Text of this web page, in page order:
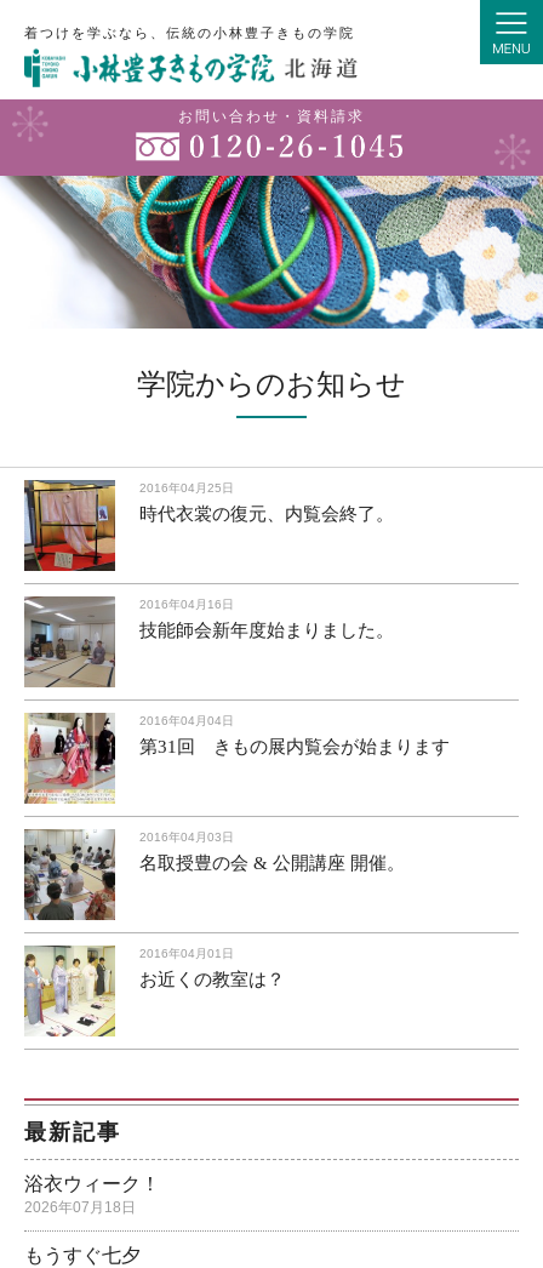
着つけを学ぶなら、伝統の小林豊子きもの学院
お問い合わせ・資料請求
学院からのお知らせ
2016年04月25日
時代衣裳の復元、内覧会終了。
2016年04月16日
技能師会新年度始まりました。
2016年04月04日
第31回 きもの展内覧会が始まります
2016年04月03日
名取授豊の会 & 公開講座 開催。
2016年04月01日
お近くの教室は？
最新記事
浴衣ウィーク！
2026年07月18日
もうすぐ七夕